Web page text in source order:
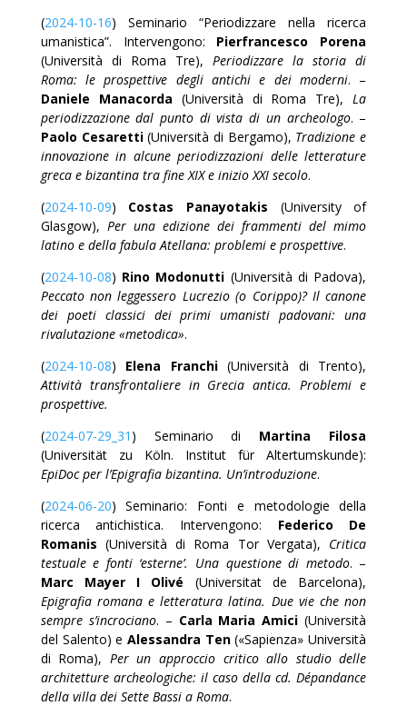
(2024-10-16) Seminario “Periodizzare nella ricerca
umanistica”. Intervengono: Pierfrancesco Porena
(Università di Roma Tre), Periodizzare la storia di
Roma: le prospettive degli antichi e dei moderni. –
Daniele Manacorda (Università di Roma Tre), La
periodizzazione dal punto di vista di un archeologo. –
Paolo Cesaretti(Università di Bergamo), Tradizione e
innovazione in alcune periodizzazioni delle letterature
greca e bizantina tra fine XIX e inizio XXI secolo.
(2024-10-09) Costas Panayotakis (University of
Glasgow), Per una edizione dei frammenti del mimo
latino e della fabula Atellana: problemi e prospettive.
(2024-10-08) Rino Modonutti (Università di Padova),
Peccato non leggessero Lucrezio (o Corippo)? Il canone
dei poeti classici dei primi umanisti padovani: una
rivalutazione «metodica».
(2024-10-08) Elena Franchi(Università di Trento),
Attività transfrontaliere in Grecia antica. Problemi e
prospettive.
(2024-07-29_31 ) Seminario di Martina Filosa
(Universität zu Köln. Institut für Altertumskunde):
EpiDoc per l’Epigrafia bizantina. Un’introduzione.
(2024-06-20) Seminario: Fonti e metodologie della
ricerca antichistica. Intervengono: Federico De
Romanis (Università di Roma Tor Vergata), Critica
testuale e fonti ‘esterne’. Una questione di metodo. –
Marc Mayer I Olivé (Universitat de Barcelona),
Epigrafia romana e letteratura latina. Due vie che non
sempre s’incrociano. – Carla Maria Amici (Università
del Salento) e Alessandra Ten(«Sapienza» Università
di Roma), Per un approccio critico allo studio delle
architetture archeologiche: il caso della cd. Dépandance
della villa dei Sette Bassi a Roma.